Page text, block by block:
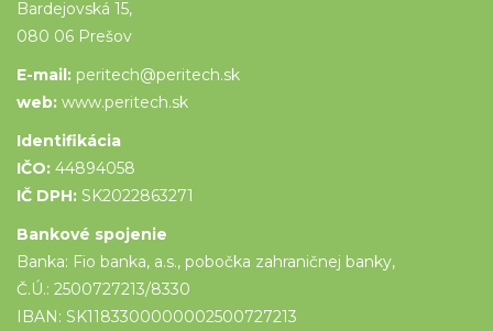
Bardejovská 15,
080 06 Prešov
E-mail: peritech@peritech.sk
web: www.peritech.sk
Identifikácia
IČO: 44894058
IČ DPH: SK2022863271
Bankové spojenie
Banka: Fio banka, a.s., pobočka zahraničnej banky,
Č.Ú.: 2500727213/8330
IBAN: SK1183300000002500727213